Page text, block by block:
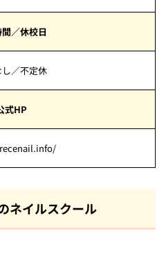
／休校日
／不定休
式HP
ネイルスクール